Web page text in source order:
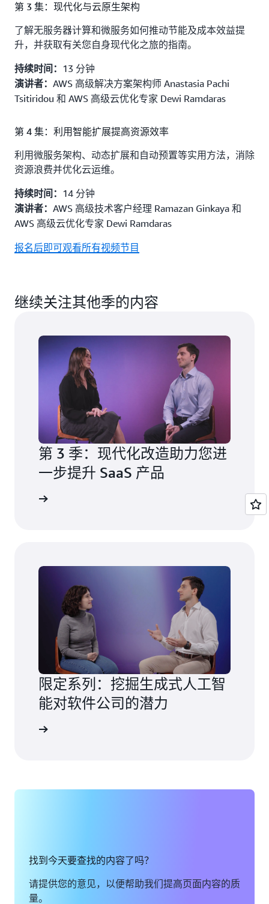
第 3 集：现代化与云原生架构
了解无服务器计算和微服务如何推动节能及成本效益提
升，并获取有关您自身现代化之旅的指南。
持续时间： 13 分钟
演讲者： AWS 高级解决方案架构师 Anastasia Pachi
Tsitiridou 和 AWS 高级云优化专家 Dewi Ramdaras
第 4 集：利用智能扩展提高资源效率
利用微服务架构、动态扩展和自动预置等实用方法，消除
资源浪费并优化云运维。
持续时间： 14 分钟
演讲者： AWS 高级技术客户经理 Ramazan Ginkaya 和
AWS 高级云优化专家 Dewi Ramdaras
报名后即可观看所有视频节目
继续关注其他季的内容
第 3 季：现代化改造助力您进
一步提升 SaaS 产品
限定系列：挖掘生成式人工智
能对软件公司的潜力
找到今天要查找的内容了吗？
请提供您的意见，以便帮助我们提高页面内容的质
量。